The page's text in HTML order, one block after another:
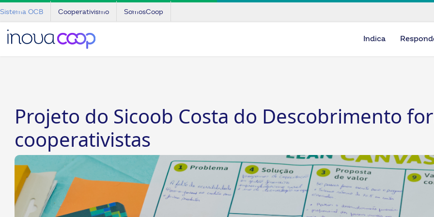
Sistema OCB Cooperativismo SomosCoop
Indica
Projeto do Sicoob Costa do Descobrimento
cooperativistas